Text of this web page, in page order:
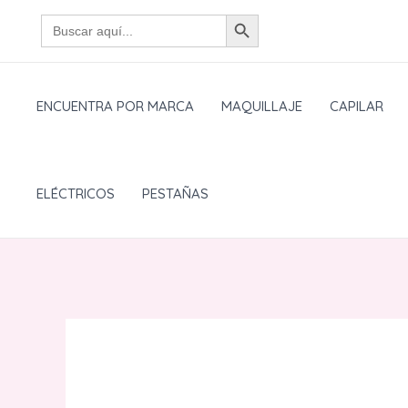
Buscar: BOTÓN DE BÚSQUEDA
ENCUENTRA POR MARCA MAQUILLAJE CAPILAR
ELÉCTRICOS PESTAÑAS